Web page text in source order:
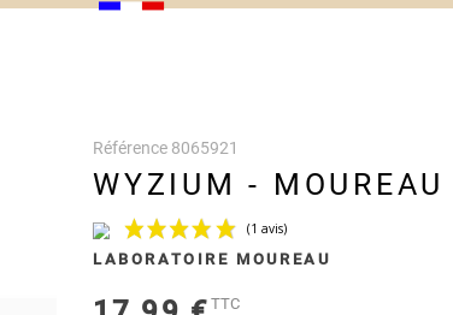
Référence 8065921
WYZIUM - MOUREAU
LABORATOIRE MOUREAU
TTC